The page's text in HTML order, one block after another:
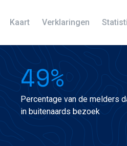
Kaart Verklaringen
49%
Percentage van de melders
in buitenaards bezoek